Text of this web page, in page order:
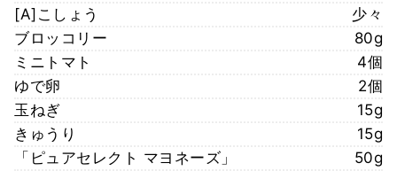
[A]こしょう
少々
ブロッコリー
80g
ミニトマト
4個
ゆで卵
2個
玉ねぎ
15g
きゅうり
15g
「ピュアセレクト マヨネーズ」
50g